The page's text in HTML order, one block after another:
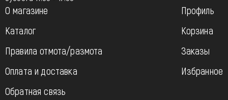
О магазине
Каталог
Правила отмота/размота
Оплата и доставка
Обратная связь
Профиль
Корзина
Заказы
Избранное